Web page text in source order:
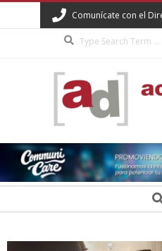
to
Comunícate con el
DIGITAL